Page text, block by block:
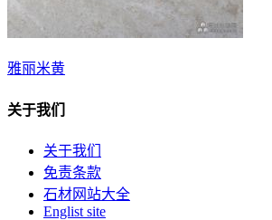
雅丽米黄
关于我们
关于我们
免责条款
石材网站大全
Englist site